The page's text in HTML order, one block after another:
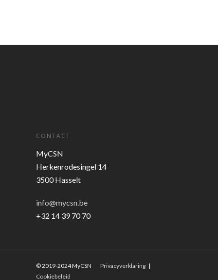
CONTACT
MyCSN
Herkenrodesingel 14
3500 Hasselt
info@mycsn.be
+32 14 39 70 70
© 2019-2024 MyCSN Privacyverklaring |
Cookiebeleid